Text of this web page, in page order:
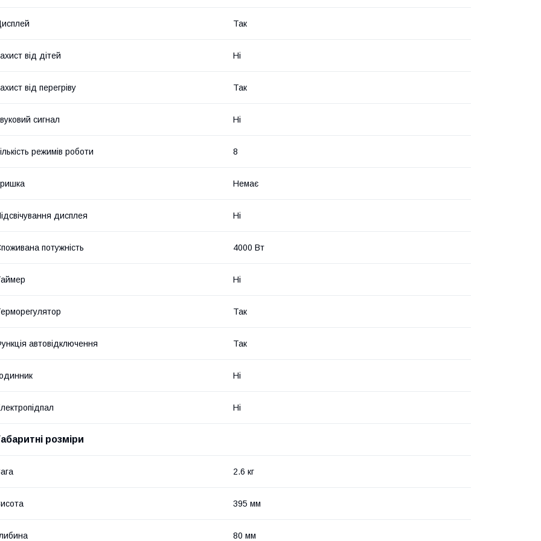
Так
від дітей Ні
від перегріву Так
сигнал Ні
режимів роботи 8
Немає
дисплея Ні
потужність 4000 Вт
Ні
Так
автовідключення Так
Ні
Ні
розміри
2.6 кг
395 мм
80 мм